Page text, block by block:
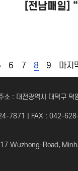
[전남매일]
6 7 8 9 마지
: 대전광역시 대덕구 덕
7871 | FAX : 042-
Wuzhong-Road,